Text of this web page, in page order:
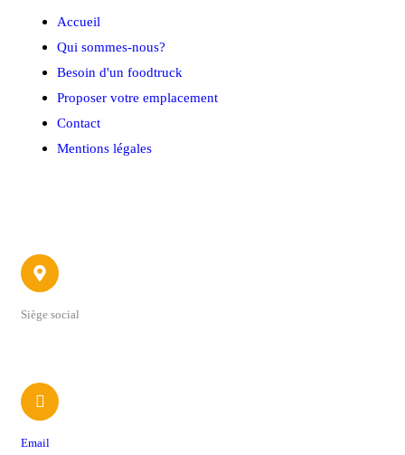
Accueil
Qui sommes-nous?
Besoin d'un foodtruck
Proposer votre emplacement
Contact
Mentions légales
Siège social
Email